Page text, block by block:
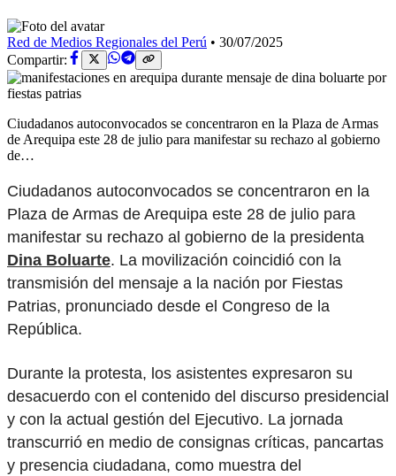
Red de Medios Regionales del Perú • 30/07/2025
Compartir:
Ciudadanos autoconvocados se concentraron en la Plaza de Armas
de Arequipa este 28 de julio para manifestar su rechazo al gobierno
de…
Ciudadanos autoconvocados se concentraron en la
Plaza de Armas de Arequipa este 28 de julio para
manifestar su rechazo al gobierno de la presidenta
Dina Boluarte. La movilización coincidió con la
transmisión del mensaje a la nación por Fiestas
Patrias, pronunciado desde el Congreso de la
República.
Durante la protesta, los asistentes expresaron su
desacuerdo con el contenido del discurso presidencial
y con la actual gestión del Ejecutivo. La jornada
transcurrió en medio de consignas críticas, pancartas
y presencia ciudadana, como muestra del